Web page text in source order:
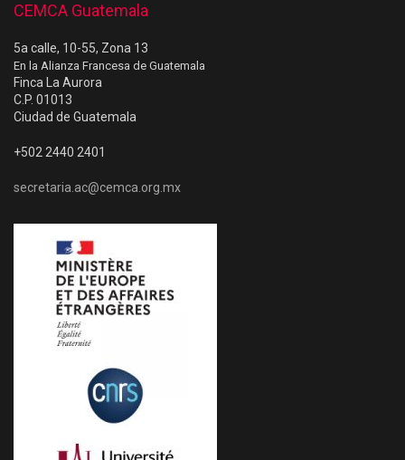
CEMCA Guatemala
5a calle, 10-55, Zona 13
En la Alianza Francesa de Guatemala
Finca La Aurora
C.P. 01013
Ciudad de Guatemala
+502 2440 2401
secretaria.ac@cemca.org.mx